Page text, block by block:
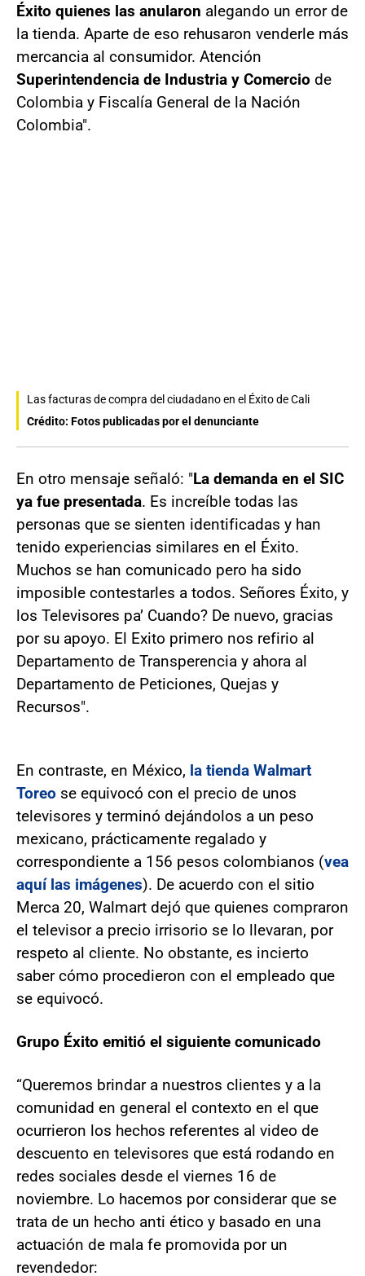
Éxito quienes las anularon alegando un error de
la tienda. Aparte de eso rehusaron venderle más
mercancia al consumidor. Atención
Superintendencia de Industria y Comercio de
Colombia y Fiscalía General de la Nación
Colombia".
Las facturas de compra del ciudadano en el Éxito de Cali
Crédito: Fotos publicadas por el denunciante
En otro mensaje señaló: "La demanda en el SIC
ya fue presentada. Es increíble todas las
personas que se sienten identificadas y han
tenido experiencias similares en el Éxito.
Muchos se han comunicado pero ha sido
imposible contestarles a todos. Señores Éxito, y
los Televisores pa’ Cuando? De nuevo, gracias
por su apoyo. El Exito primero nos refirio al
Departamento de Transperencia y ahora al
Departamento de Peticiones, Quejas y
Recursos".
En contraste, en México, la tienda Walmart
Toreo se equivocó con el precio de unos
televisores y terminó dejándolos a un peso
mexicano, prácticamente regalado y
correspondiente a 156 pesos colombianos (vea
aquí las imágenes). De acuerdo con el sitio
Merca 20, Walmart dejó que quienes compraron
el televisor a precio irrisorio se lo llevaran, por
respeto al cliente. No obstante, es incierto
saber cómo procedieron con el empleado que
se equivocó.
Grupo Éxito emitió el siguiente comunicado
“Queremos brindar a nuestros clientes y a la
comunidad en general el contexto en el que
ocurrieron los hechos referentes al video de
descuento en televisores que está rodando en
redes sociales desde el viernes 16 de
noviembre. Lo hacemos por considerar que se
trata de un hecho anti ético y basado en una
actuación de mala fe promovida por un
revendedor: